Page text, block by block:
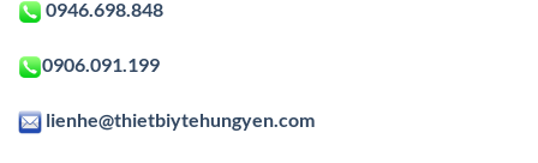
0946.698.848
0906.091.199
lienhe@thietbiytehungyen.com